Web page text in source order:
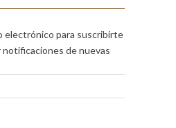
electrónico para suscribirte
de nuevas